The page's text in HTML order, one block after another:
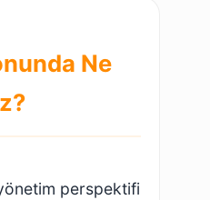
Ne
perspektifi